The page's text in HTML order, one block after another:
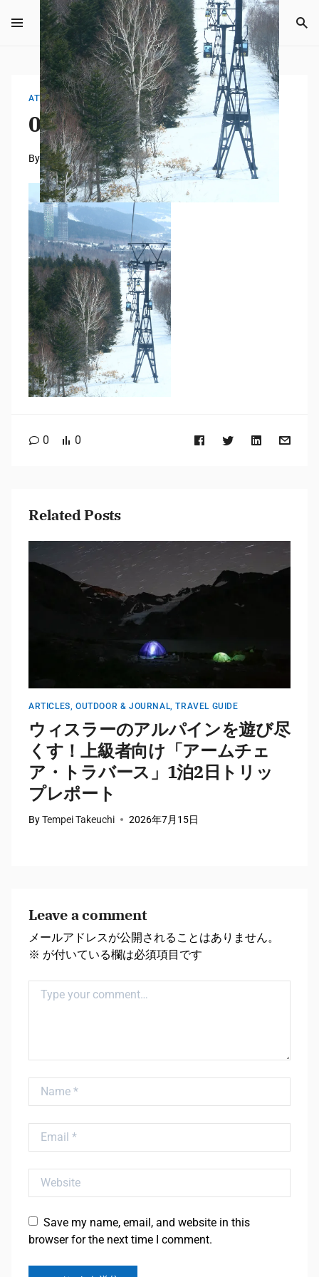
ATTACHMENT
02_20080319_3680
ByTempei Takeuchi 2021年7月30日 0 mins read
0 0
Related Posts
ARTICLES,OUTDOOR & JOURNAL,TRAVEL GUIDE
ウィスラーのアルパインを遊び尽
くす！上級者向け「アームチェ
ア・トラバース」1泊2日トリッ
プレポート
ByTempei Takeuchi 2026年7月15日
Leave a comment
メールアドレスが公開されることはありません。
※ が付いている欄は必須項目です
Comment
Name
Email
Website
Save my name, email, and website in this
browser for the next time I comment.